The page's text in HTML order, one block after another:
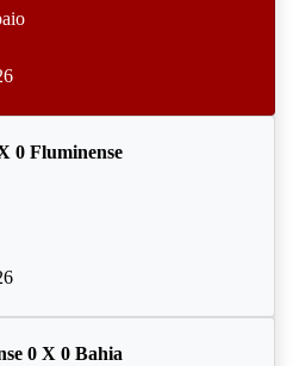
0 Fluminense
0 X 0 Bahia